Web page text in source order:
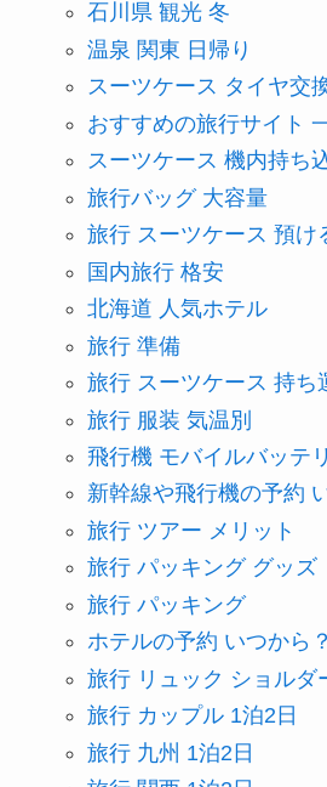
石川県 観光 冬
温泉 関東 日帰り
スーツケース タイヤ交
おすすめの旅行サイト
スーツケース 機内持ち
旅行バッグ 大容量
旅行 スーツケース 預け
国内旅行 格安
北海道 人気ホテル
旅行 準備
旅行 スーツケース 持ち
旅行 服装 気温別
飛行機 モバイルバッテ
新幹線や飛行機の予約
旅行 ツアー メリット
旅行 パッキング グッズ
旅行 パッキング
ホテルの予約 いつから？
旅行 リュック ショルダ
旅行 カップル 1泊2日
旅行 九州 1泊2日